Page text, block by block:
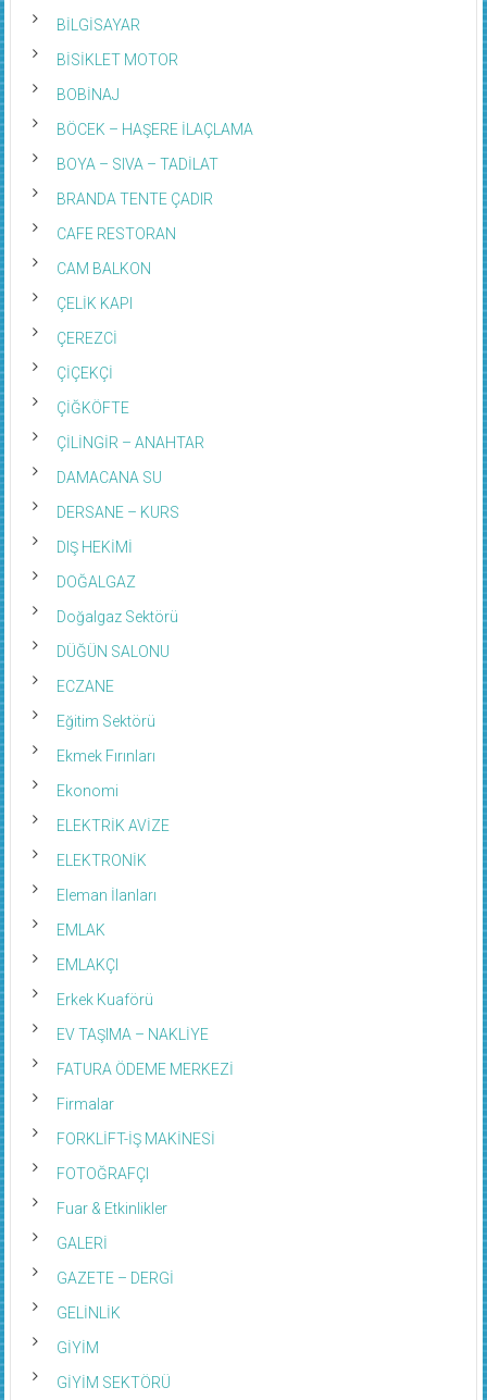
BİLGİSAYAR
BİSİKLET MOTOR
BOBİNAJ
BÖCEK – HAŞERE İLAÇLAMA
BOYA – SIVA – TADİLAT
BRANDA TENTE ÇADIR
CAFE RESTORAN
CAM BALKON
ÇELİK KAPI
ÇEREZCİ
ÇİÇEKÇİ
ÇİĞKÖFTE
ÇİLİNGİR – ANAHTAR
DAMACANA SU
DERSANE – KURS
DIŞ HEKİMİ
DOĞALGAZ
Doğalgaz Sektörü
DÜĞÜN SALONU
ECZANE
Eğitim Sektörü
Ekmek Fırınları
Ekonomi
ELEKTRİK AVİZE
ELEKTRONİK
Eleman İlanları
EMLAK
EMLAKÇI
Erkek Kuaförü
EV TAŞIMA – NAKLİYE
FATURA ÖDEME MERKEZİ
Firmalar
FORKLİFT-İŞ MAKİNESİ
FOTOĞRAFÇI
Fuar & Etkinlikler
GALERİ
GAZETE – DERGİ
GELİNLİK
GİYİM
GİYİM SEKTÖRÜ